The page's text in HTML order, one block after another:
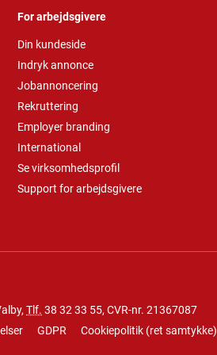
For arbejdsgivere
Din kundeside
Indryk annonce
Jobannoncering
Rekruttering
Employer branding
International
Se virksomhedsprofil
Support for arbejdsgivere
Tlf. 38 32 33 55, CVR-nr. 21367087
GDPR Cookiepolitik (ret samtykke)